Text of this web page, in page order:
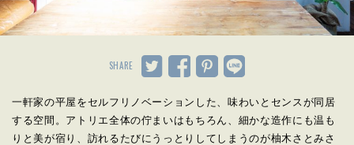
SHARE
一軒家の平屋をセルフリノベーションした、味わいとセンスが同居
する空間。アトリエ全体の佇まいはもちろん、細かな造作にも温も
りと美が宿り、訪れるたびにうっとりしてしまうのが柚木さとみさ